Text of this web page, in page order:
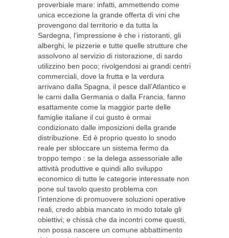
proverbiale mare: infatti, ammettendo come
unica eccezione la grande offerta di vini che
provengono dal territorio e da tutta la
Sardegna, l’impressione è che i ristoranti, gli
alberghi, le pizzerie e tutte quelle strutture che
assolvono al servizio di ristorazione, di sardo
utilizzino ben poco; rivolgendosi ai grandi centri
commerciali, dove la frutta e la verdura
arrivano dalla Spagna, il pesce dall’Atlantico e
le carni dalla Germania o dalla Francia, fanno
esattamente come la maggior parte delle
famiglie italiane il cui gusto è ormai
condizionato dalle imposizioni della grande
distribuzione. Ed è proprio questo lo snodo
reale per sbloccare un sistema fermo da
troppo tempo : se la delega assessoriale alle
attività produttive e quindi allo sviluppo
economico di tutte le categorie interessate non
pone sul tavolo questo problema con
l’intenzione di promuovere soluzioni operative
reali, credo abbia mancato in modo totale gli
obiettivi; e chissà che da incontri come questi,
non possa nascere un comune abbattimento